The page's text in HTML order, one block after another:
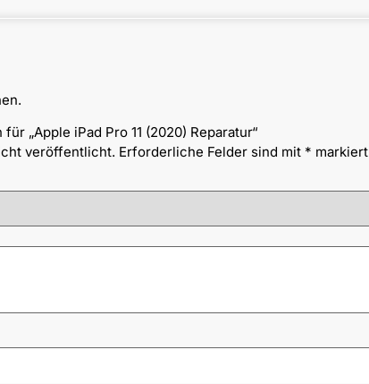
„Apple iPad Pro 11 (2020) Reparatur“
veröffentlicht. Erforderliche Felder sind mit * markiert